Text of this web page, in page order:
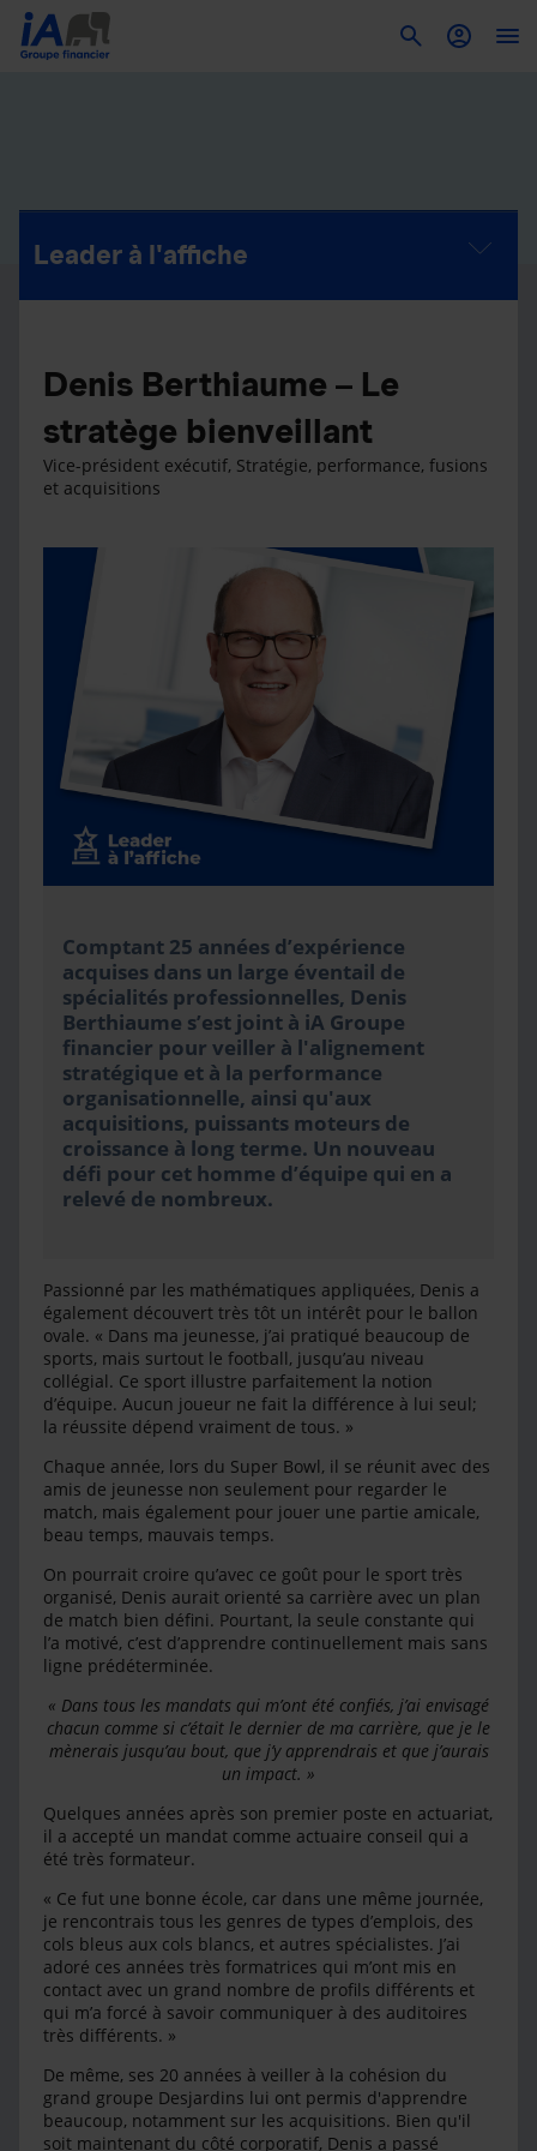
Leader à l'affiche
Denis Berthiaume – Le
stratège bienveillant
Vice-président exécutif, Stratégie, performance, fusions
et acquisitions
Comptant 25 années d’expérience
acquises dans un large éventail de
spécialités professionnelles, Denis
Berthiaume s’est joint à iA Groupe
financier pour veiller à l'alignement
stratégique et à la performance
organisationnelle, ainsi qu'aux
acquisitions, puissants moteurs de
croissance à long terme. Un nouveau
défi pour cet homme d’équipe qui en a
relevé de nombreux.
Passionné par les mathématiques appliquées, Denis a
également découvert très tôt un intérêt pour le ballon
ovale. « Dans ma jeunesse, j’ai pratiqué beaucoup de
sports, mais surtout le football, jusqu’au niveau
collégial. Ce sport illustre parfaitement la notion
d’équipe. Aucun joueur ne fait la différence à lui seul;
la réussite dépend vraiment de tous. »
Chaque année, lors du Super Bowl, il se réunit avec des
amis de jeunesse non seulement pour regarder le
match, mais également pour jouer une partie amicale,
beau temps, mauvais temps.
On pourrait croire qu’avec ce goût pour le sport très
organisé, Denis aurait orienté sa carrière avec un plan
de match bien défini. Pourtant, la seule constante qui
l’a motivé, c’est d’apprendre continuellement mais sans
ligne prédéterminée.
« Dans tous les mandats qui m’ont été confiés, j’ai envisagé
chacun comme si c’était le dernier de ma carrière, que je le
mènerais jusqu’au bout, que j’y apprendrais et que j’aurais
un impact. »
Quelques années après son premier poste en actuariat,
il a accepté un mandat comme actuaire conseil qui a
été très formateur.
« Ce fut une bonne école, car dans une même journée,
je rencontrais tous les genres de types d’emplois, des
cols bleus aux cols blancs, et autres spécialistes. J’ai
adoré ces années très formatrices qui m’ont mis en
contact avec un grand nombre de profils différents et
qui m’a forcé à savoir communiquer à des auditoires
très différents. »
De même, ses 20 années à veiller à la cohésion du
grand groupe Desjardins lui ont permis d'apprendre
beaucoup, notamment sur les acquisitions. Bien qu'il
soit maintenant du côté corporatif, Denis a passé